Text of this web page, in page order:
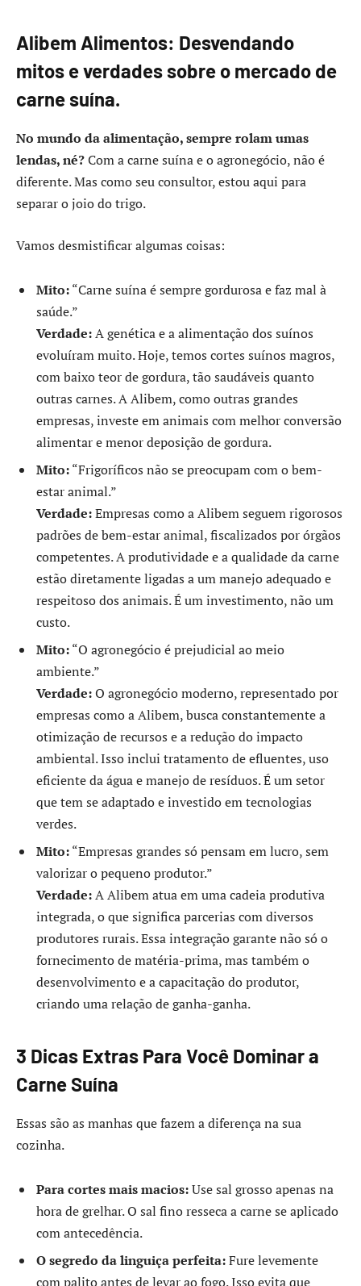
Alibem Alimentos: Desvendando
mitos e verdades sobre o mercado de
carne suína.
No mundo da alimentação, sempre rolam umas
lendas, né?Com a carne suína e o agronegócio, não é
diferente. Mas como seu consultor, estou aqui para
separar o joio do trigo.
Vamos desmistificar algumas coisas:
Mito:“Carne suína é sempre gordurosa e faz mal à
saúde.”
Verdade:A genética e a alimentação dos suínos
evoluíram muito. Hoje, temos cortes suínos magros,
com baixo teor de gordura, tão saudáveis quanto
outras carnes. A Alibem, como outras grandes
empresas, investe em animais com melhor conversão
alimentar e menor deposição de gordura.
Mito:“Frigoríficos não se preocupam com o bem-
estar animal.”
Verdade:Empresas como a Alibem seguem rigorosos
padrões de bem-estar animal, fiscalizados por órgãos
competentes. A produtividade e a qualidade da carne
estão diretamente ligadas a um manejo adequado e
respeitoso dos animais. É um investimento, não um
custo.
Mito:“O agronegócio é prejudicial ao meio
ambiente.”
Verdade:O agronegócio moderno, representado por
empresas como a Alibem, busca constantemente a
otimização de recursos e a redução do impacto
ambiental. Isso inclui tratamento de efluentes, uso
eficiente da água e manejo de resíduos. É um setor
que tem se adaptado e investido em tecnologias
verdes.
Mito:“Empresas grandes só pensam em lucro, sem
valorizar o pequeno produtor.”
Verdade:A Alibem atua em uma cadeia produtiva
integrada, o que significa parcerias com diversos
produtores rurais. Essa integração garante não só o
fornecimento de matéria-prima, mas também o
desenvolvimento e a capacitação do produtor,
criando uma relação de ganha-ganha.
3 Dicas Extras Para Você Dominar a
Carne Suína
Essas são as manhas que fazem a diferença na sua
cozinha.
Para cortes mais macios:Use sal grosso apenas na
hora de grelhar. O sal fino resseca a carne se aplicado
com antecedência.
O segredo da linguiça perfeita:Fure levemente
com palito antes de levar ao fogo. Isso evita que